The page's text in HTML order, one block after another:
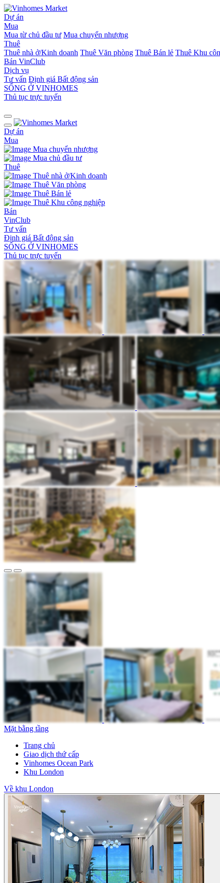
Dự án
Mua
Mua từ chủ đầu tư Mua chuyển nhượng
Thuê
Thuê nhà ở/Kinh doanh Thuê Văn phòng Thuê Bán lẻ Thuê Khu
Bán VinClub
Dịch vụ
Tư vấn Định giá Bất động sản
SỐNG Ở VINHOMES
Thủ tục trực tuyến
Dự án
Mua
Mua chuyển nhượng
Mua chủ đầu tư
Thuê
Thuê nhà ở/Kinh doanh
Thuê Văn phòng
Thuê Bán lẻ
Thuê Khu công nghiệp
Bán
VinClub
Tư vấn
Định giá Bất động sản
SỐNG Ở VINHOMES
Thủ tục trực tuyến
Mặt bằng tầng
Trang chủ
Giao dịch thứ cấp
Vinhomes Ocean Park
Khu London
Về khu London